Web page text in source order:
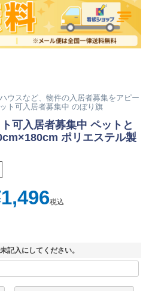
ウスなど、物件の入居者募集をアピー
ト可入居者募集中 のぼり旗
可入居者募集中 ペットと
ポリエステル製
1,496税込
入にしてください。